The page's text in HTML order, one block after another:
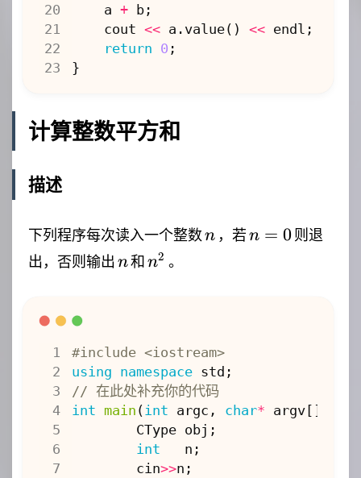
a + b;
cout << a . value() << endl ;
return 0 ;
}
计算整数平方和
描述
下列程序每次读入一个整数n
n ，若n=0
n = 0则退
出，否则输出n
n和n^2
n2 。
4
#include <iostream>
using namespace std ;
// 在此处补充你的代码
int main ( int argc , char* argv[])
CType obj ;
int
n ;
cin>>n ;